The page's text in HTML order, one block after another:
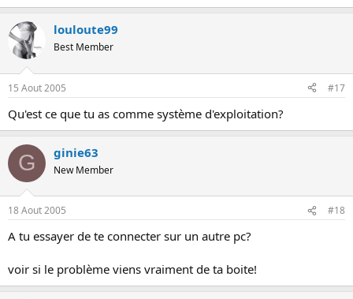
louloute99
Best Member
15 Aout 2005 #17
Qu'est ce que tu as comme système d'exploitation?
G ginie63
New Member
18 Aout 2005 #18
A tu essayer de te connecter sur un autre pc?
voir si le problème viens vraiment de ta boite!